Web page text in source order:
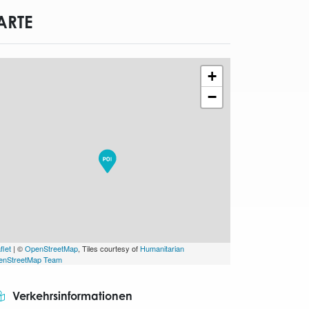
+
−
| ©OpenStreetMap, Tiles courtesy of Humanitarian
Team
Verkehrsinformationen